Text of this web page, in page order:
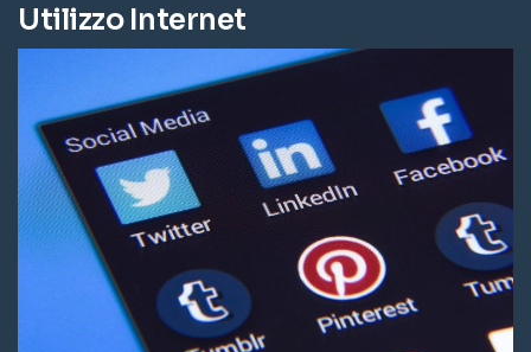
Utilizzo Internet